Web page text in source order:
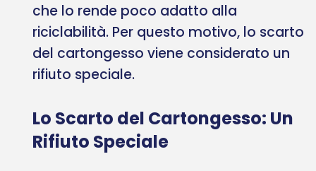
che lo rende poco adatto alla
riciclabilità. Per questo motivo, lo scarto
del cartongesso viene considerato un
rifiuto speciale.
Lo Scarto del Cartongesso: Un
Rifiuto Speciale